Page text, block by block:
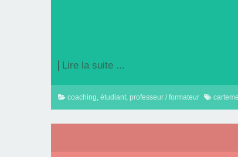
Lire la suite ...
coaching, étudiant, professeur / formateur